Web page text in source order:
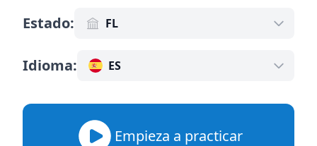
Estado: FL
Idioma: ES
Empieza a practicar